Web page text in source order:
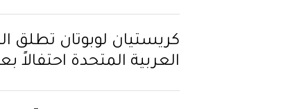
كريستيان لوبوتان تطلق
العربية المتحدة احتفالاً بعام الـ50 واليوبيل الذهبي